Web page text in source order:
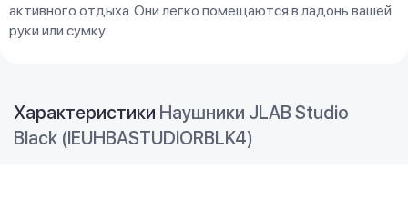
активного отдыха. Они легко помещаются в ладонь вашей
руки или сумку.
Характеристики Наушники JLAB Studio
Black (IEUHBASTUDIORBLK4)